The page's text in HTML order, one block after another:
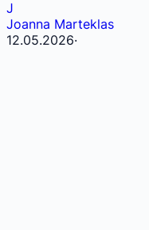
J
Joanna Marteklas
12.05.2026·